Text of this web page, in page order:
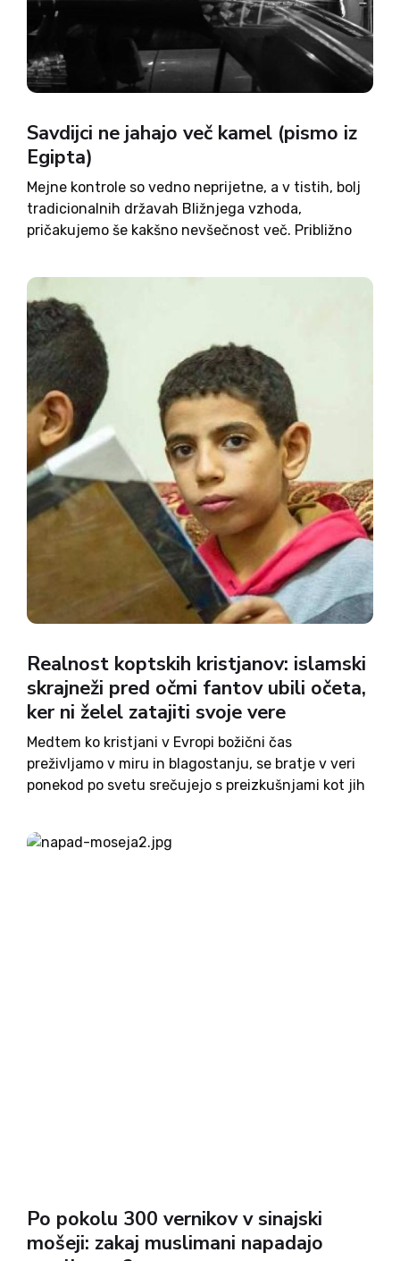
Savdijci ne jahajo več kamel (pismo iz
Egipta)
Mejne kontrole so vedno neprijetne, a v tistih, bolj
tradicionalnih državah Bližnjega vzhoda,
pričakujemo še kakšno nevšečnost več. Približno
Arabijo, sem razmišljal o tem, kako bodo lokalni
obmejni organi iskali kakšno...
Realnost koptskih kristjanov: islamski
skrajneži pred očmi fantov ubili očeta,
ker ni želel zatajiti svoje vere
Medtem ko kristjani v Evropi božični čas
preživljamo v miru in blagostanju, se bratje v veri
ponekod po svetu srečujejo s preizkušnjami kot jih
krščanstva. Že dolgo je nemirno in krvavo v
Egiptu, ker so...
Po pokolu 300 vernikov v sinajski
mošeji: zakaj muslimani napadajo